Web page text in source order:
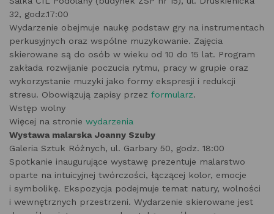
32, godz.17:00
Wydarzenie obejmuje naukę podstaw gry na instrumentach
perkusyjnych oraz wspólne muzykowanie. Zajęcia
skierowane są do osób w wieku od 10 do 15 lat. Program
zakłada rozwijanie poczucia rytmu, pracy w grupie oraz
wykorzystanie muzyki jako formy ekspresji i redukcji
stresu. Obowiązują zapisy przez formularz.
Wstęp wolny
Więcej na stronie wydarzenia
Wystawa malarska Joanny Szuby
Galeria Sztuk Różnych, ul. Garbary 50, godz. 18:00
Spotkanie inaugurujące wystawę prezentuje malarstwo
oparte na intuicyjnej twórczości, łączącej kolor, emocje
i symbolikę. Ekspozycja podejmuje temat natury, wolności
i wewnętrznych przestrzeni. Wydarzenie skierowane jest